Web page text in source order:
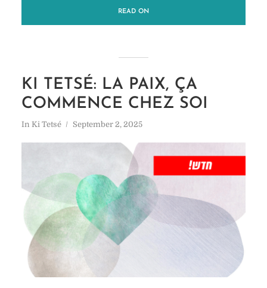
READ ON
KI TETSÉ: LA PAIX, ÇA
COMMENCE CHEZ SOI
In Ki Tetsé September 2, 2025